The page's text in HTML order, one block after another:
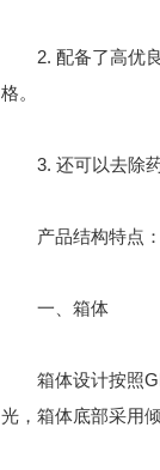
2. 配备了高优良
格。
3. 还可以去除药
产品结构特点：
一、箱体
箱体设计按照
光，箱体底部采用